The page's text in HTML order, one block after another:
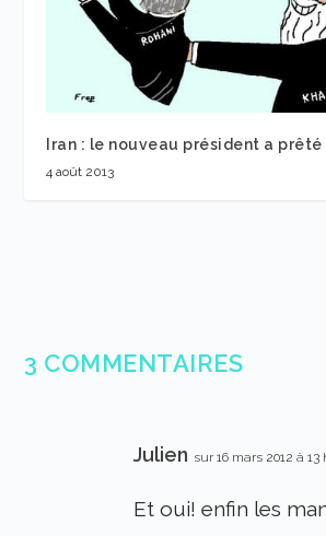
Iran : le nouveau président a prêté
4 août 2013
3 COMMENTAIRES
Julien sur 16 mars 2012 à 13
Et oui! enfin les